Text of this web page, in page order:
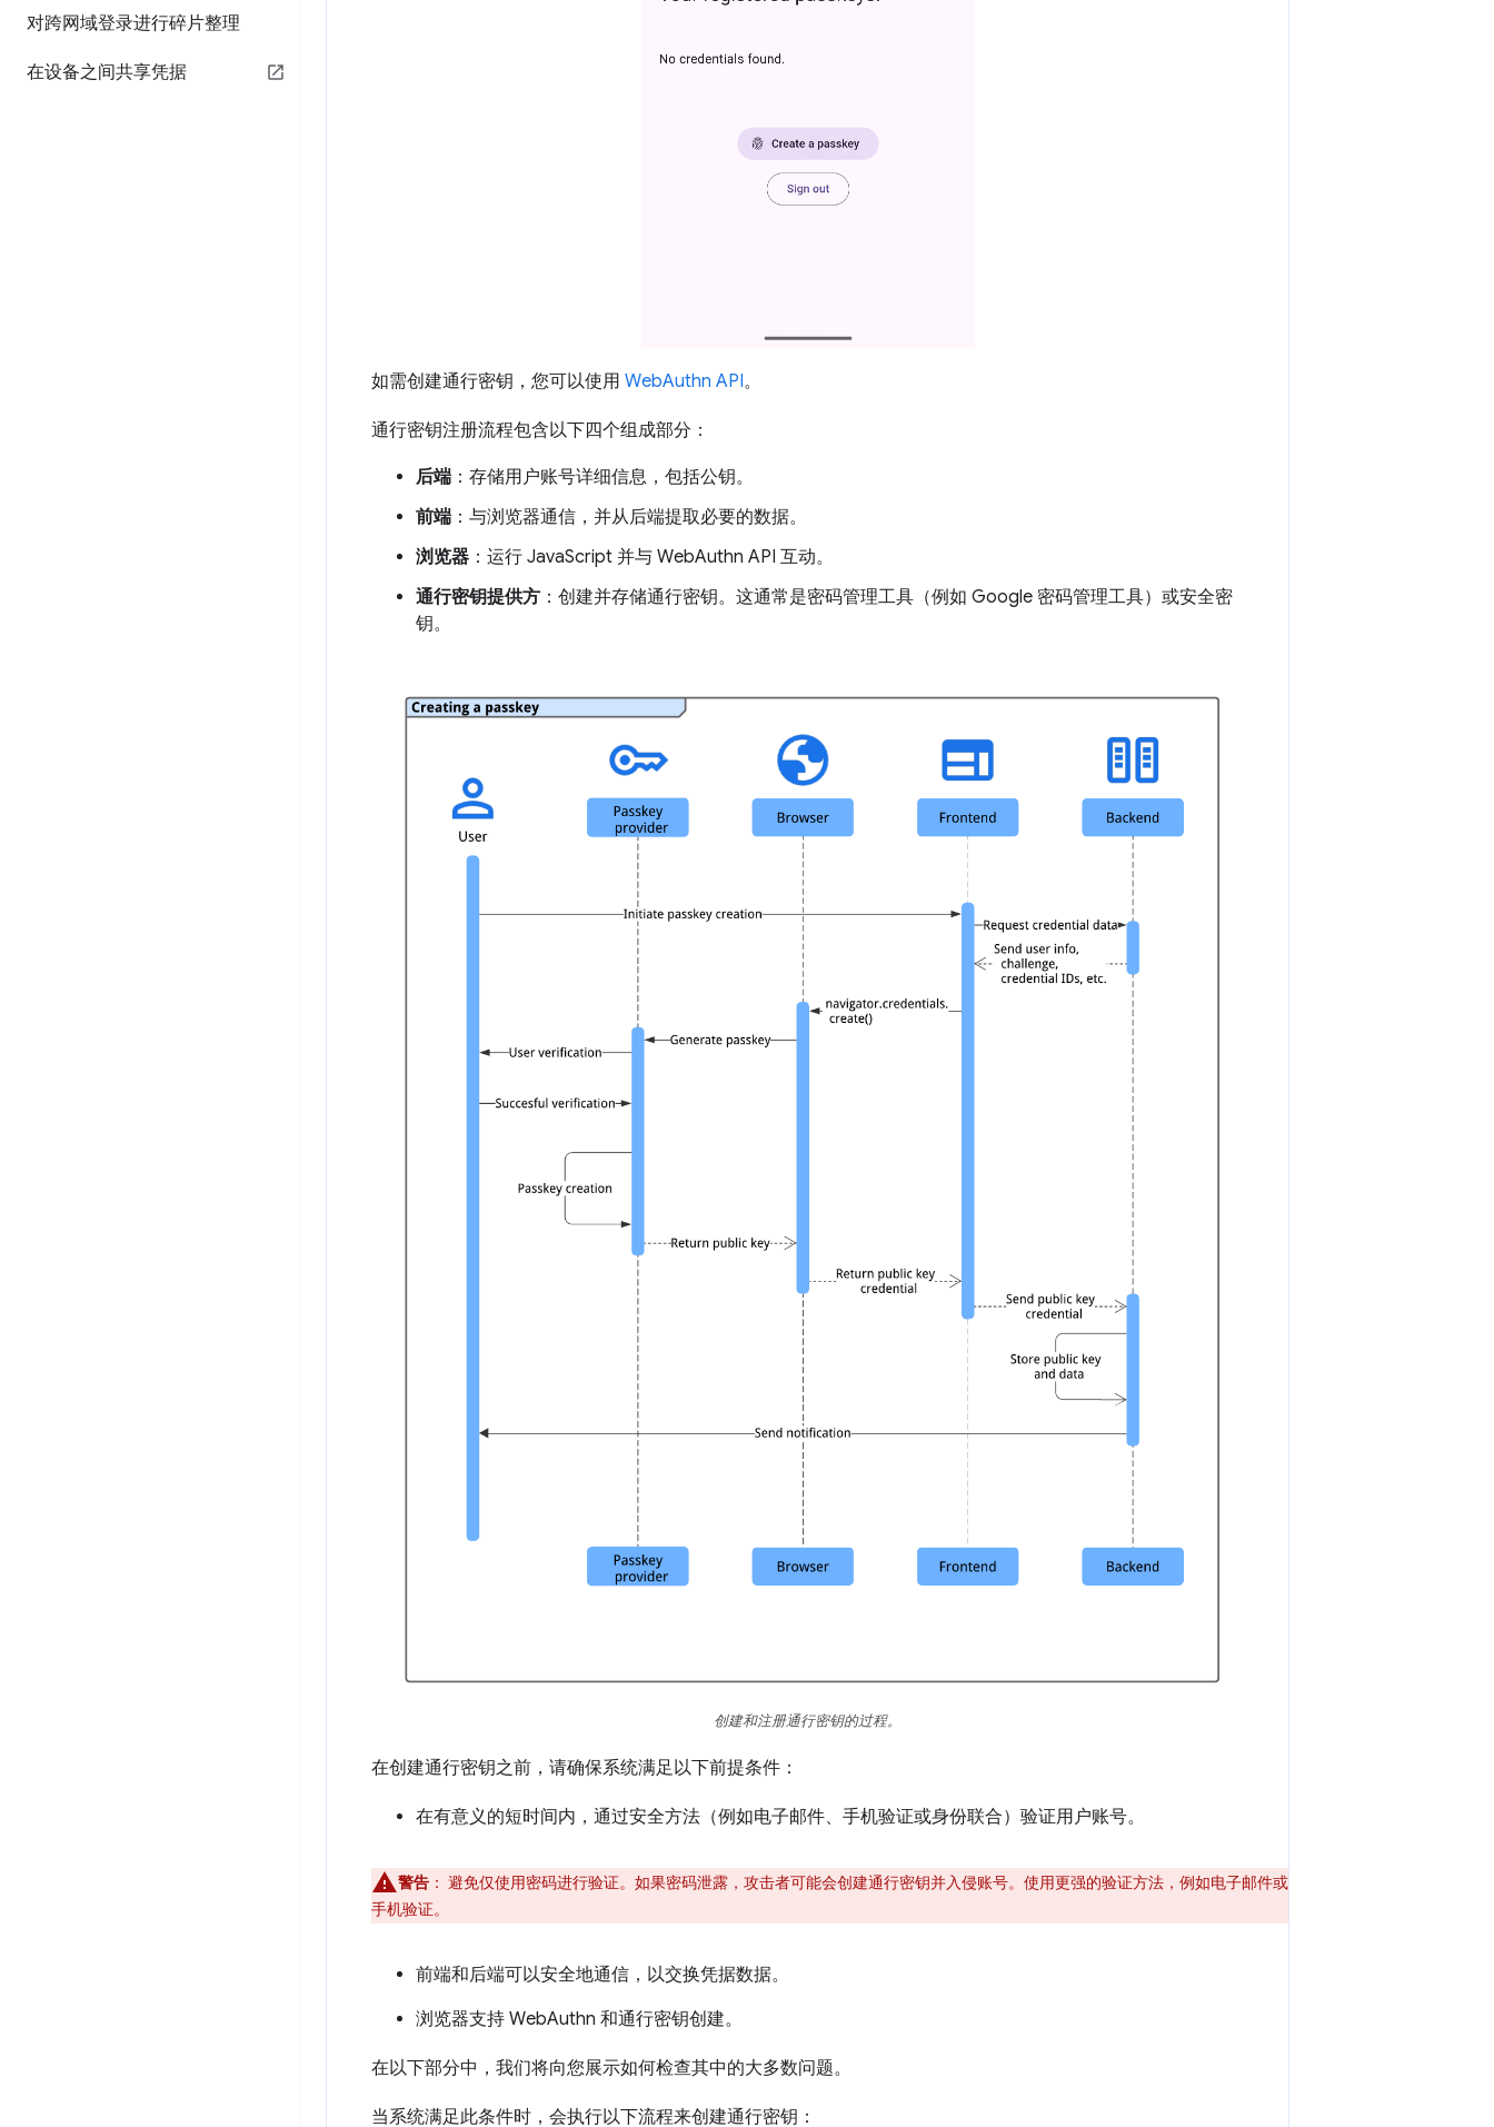
对跨网域登录进行碎片整理
在设备之间共享凭据
如需创建通行密钥，您可以使用 WebAuthn API。
通行密钥注册流程包含以下四个组成部分：
后端 ：存储用户账号详细信息，包括公钥。
前端 ：与浏览器通信，并从后端提取必要的数据。
浏览器 ：运行 JavaScript 并与 WebAuthn API 互动。
通行密钥提供方 ：创建并存储通行密钥。这通常是密码管理工具（例如 Google 密码管理工具）或安全密
钥。
创建和注册通行密钥的过程。
在创建通行密钥之前，请确保系统满足以下前提条件：
在有意义的短时间内，通过安全方法（例如电子邮件、手机验证或身份联合）验证用户账号。
警告 ： 避免仅使用密码进行验证。如果密码泄露，攻击者可能会创建通行密钥并入侵账号。使用更强的验证方法，例如电子邮件或
手机验证。
前端和后端可以安全地通信，以交换凭据数据。
浏览器支持 WebAuthn 和通行密钥创建。
在以下部分中，我们将向您展示如何检查其中的大多数问题。
当系统满足此条件时，会执行以下流程来创建通行密钥：